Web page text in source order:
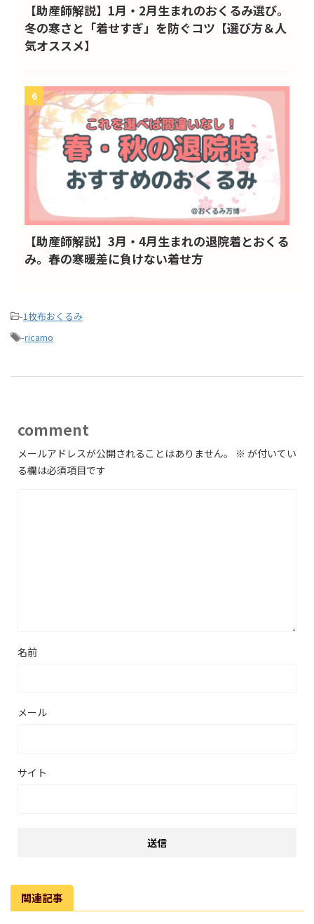
【助産師解説】1月・2月生まれのおくるみ選び。
冬の寒さと「着せすぎ」を防ぐコツ【選び方＆人
気オススメ】
6
【助産師解説】3月・4月生まれの退院着とおくる
み。春の寒暖差に負けない着せ方
-1枚布おくるみ
-ricamo
comment
メールアドレスが公開されることはありません。 ※ が付いてい
る欄は必須項目です
名前
メール
サイト
関連記事